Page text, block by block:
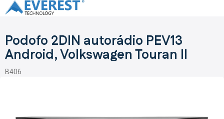
Prejsť
na
Podofo 2DIN autorádio PEV13
Android, Volkswagen Touran II
B406